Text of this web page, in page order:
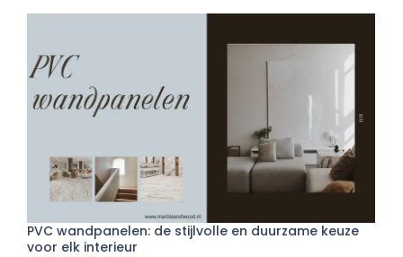
PVC wandpanelen: de stijlvolle en duurzame keuze
voor elk interieur